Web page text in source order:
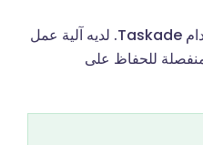
يمكنك إنشاء صور وريلز باستخدام Taskade. لديه آلية عمل
للحفاظ على